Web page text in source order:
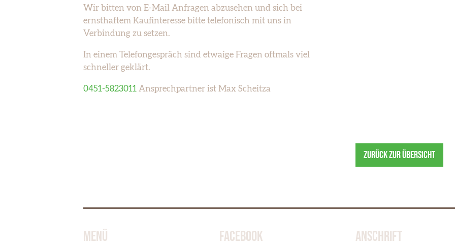
Wir bitten von E-Mail Anfragen abzusehen und sich bei
ernsthaftem Kaufinteresse bitte telefonisch mit uns in
Verbindung zu setzen.
In einem Telefongespräch sind etwaige Fragen oftmals viel
schneller geklärt.
0451-5823011 Ansprechpartner ist Max Scheitza
ZURÜCK ZUR ÜBERSICHT
MENÜ FACEBOOK ANSCHRIFT